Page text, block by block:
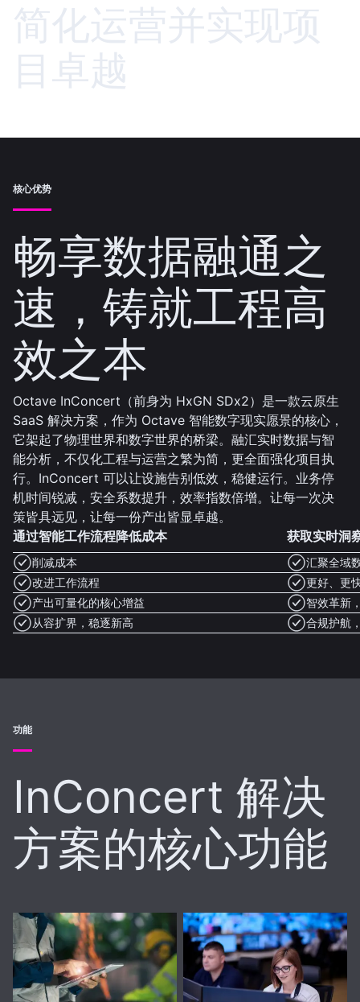
简化运营并实现项
目卓越
核心优势
畅享数据融通之
速，铸就工程高
效之本
Octave InConcert（前身为 HxGN SDx2）是一款云原生
SaaS 解决方案，作为 Octave 智能数字现实愿景的核心，
它架起了物理世界和数字世界的桥梁。融汇实时数据与智
能分析，不仅化工程与运营之繁为简，更全面强化项目执
行。InConcert 可以让设施告别低效，稳健运行。业务停
机时间锐减，安全系数提升，效率指数倍增。让每一次决
策皆具远见，让每一份产出皆显卓越。
通过智能工作流程降低成本
削减成本
改进工作流程
产出可量化的核心增益
从容扩界，稳逐新高
获取实时洞
汇聚全域
更好、更
智效革新
合规护航
功能
InConcert 解决
方案的核心功能